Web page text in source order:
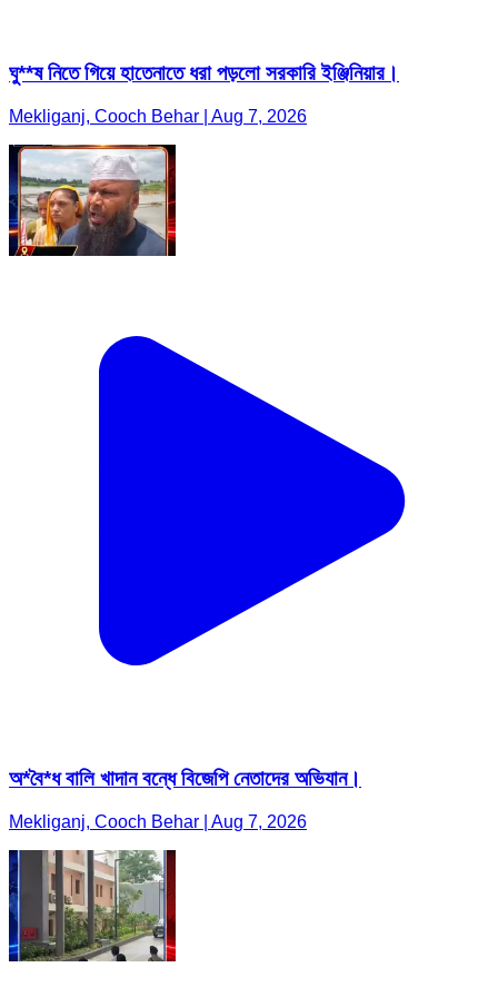
ঘু**ষ নিতে গিয়ে হাতেনাতে ধরা পড়লো সরকারি ইঞ্জিনিয়ার।
Mekliganj, Cooch Behar | Aug 7, 2026
অ*বৈ*ধ বালি খাদান বন্ধে বিজেপি নেতাদের অভিযান।
Mekliganj, Cooch Behar | Aug 7, 2026